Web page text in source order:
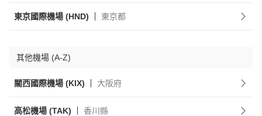
東京國際機場 (HND) 東京都
其他機場 (A-Z)
關西國際機場 (KIX) 大阪府
高松機場 (TAK) 香川縣